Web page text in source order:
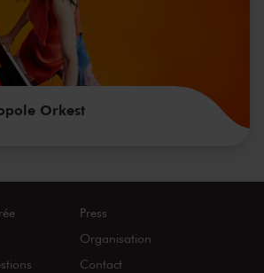
Orkest
Press
Organisation
Contact